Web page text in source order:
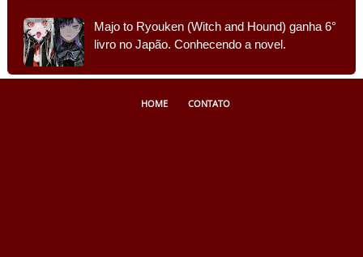
Majo to Ryouken (Witch and Hound) ganha 6°
livro no Japão. Conhecendo a novel.
HOME CONTATO